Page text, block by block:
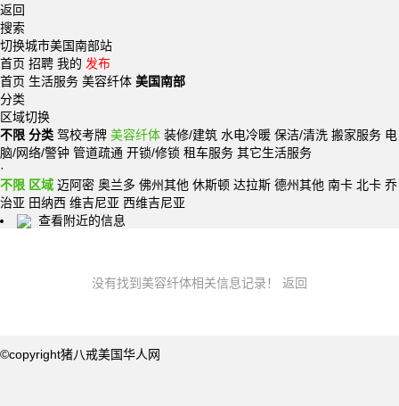
返回
搜索
切换城市美国南部站
首页 招聘 我的 发布
首页 生活服务 美容纤体 美国南部
分类
区域切换
不限 分类 驾校考牌 美容纤体 装修/建筑 水电冷暖 保洁/清洗 搬家服务 电
脑/网络/警钟 管道疏通 开锁/修锁 租车服务 其它生活服务
·
不限 区域 迈阿密 奥兰多 佛州其他 休斯顿 达拉斯 德州其他 南卡 北卡 乔
治亚 田纳西 维吉尼亚 西维吉尼亚
查看附近的信息
没有找到美容纤体相关信息记录！ 返回
©copyright猪八戒美国华人网